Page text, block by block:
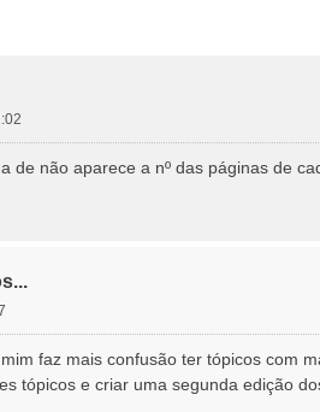
de não aparece a nº das páginas de
faz mais confusão ter tópicos com
tópicos e criar uma segunda edição